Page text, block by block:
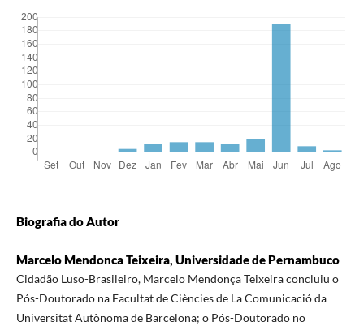
Biografia do Autor
Marcelo Mendonca Teixeira, Universidade de Pernambuco
Cidadão Luso-Brasileiro, Marcelo Mendonça Teixeira concluiu o
Pós-Doutorado na Facultat de Ciències de La Comunicació da
Universitat Autònoma de Barcelona; o Pós-Doutorado no